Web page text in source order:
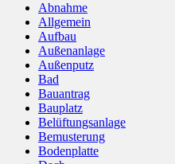
Abnahme
Allgemein
Aufbau
Außenanlage
Außenputz
Bad
Bauantrag
Bauplatz
Belüftungsanlage
Bemusterung
Bodenplatte